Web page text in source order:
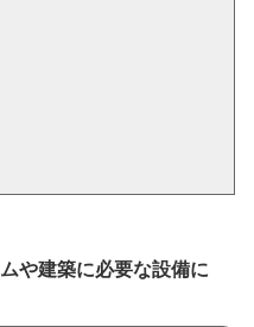
や建築に必要な設備に